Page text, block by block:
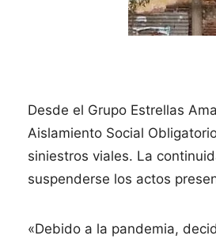
Desde el Grupo Estrellas
Aislamiento Social
siniestros viales. La
suspenderse los actos
«Debido a la pandemia,